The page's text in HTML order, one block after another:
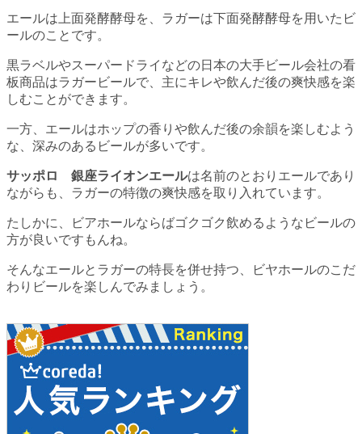
エールは上面発酵酵母を、ラガーは下面発酵酵母を用いたビ
ールのことです。
黒ラベルやスーパードライなどの日本の大手ビール会社の看
板商品はラガービールで、主にキレや飲んだ後の爽快感を楽
しむことができます。
一方、エールはホップの香りや飲んだ後の余韻を楽しむよう
な、深みのあるビールが多いです。
サッポロ 銀座ライオンエールは名前のとおりエールであり
ながらも、ラガーの特徴の爽快感を取り入れています。
たしかに、ビアホールならばゴクゴク飲めるようなビールの
方が良いですもんね。
そんなエールとラガーの特長を併せ持つ、ビヤホールのこだ
わりビールを楽しんでみましょう。